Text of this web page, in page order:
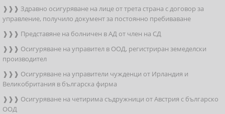
❱❱❱ Здравно осигуряване на лице от трета страна с договор за
управление, получило документ за постоянно пребиваване
❱❱❱ Представяне на болничен в АД от член на СД
❱❱❱ Осигуряване на управител в ООД, регистриран земеделски
производител
❱❱❱ Осигуряване на управители чужденци от Ирландия и
Великобритания в българска фирма
❱❱❱ Осигуряване на четирима съдружници от Австрия с българско
ООД